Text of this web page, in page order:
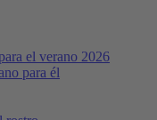
el verano 2026
para él